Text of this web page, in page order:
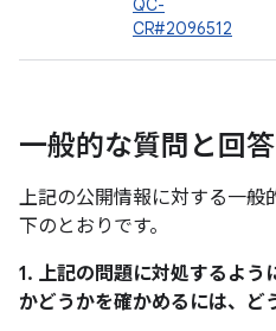
QC-
CR#2096512
一般的な質問と回答
上記の公開情報に対する一般
下のとおりです。
1. 上記の問題に対処するよう
かどうかを確かめるには、ど